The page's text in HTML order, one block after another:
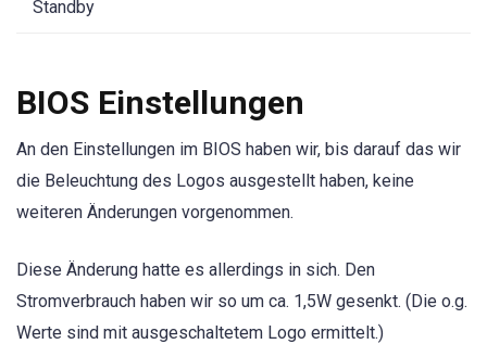
Standby
BIOS Einstellungen
An den Einstellungen im BIOS haben wir, bis darauf das wir
die Beleuchtung des Logos ausgestellt haben, keine
weiteren Änderungen vorgenommen.
Diese Änderung hatte es allerdings in sich. Den
Stromverbrauch haben wir so um ca. 1,5W gesenkt. (Die o.g.
Werte sind mit ausgeschaltetem Logo ermittelt.)